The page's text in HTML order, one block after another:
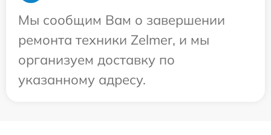
Мы сообщим Вам о завершении
ремонта техники Zelmer, и мы
организуем доставку по
указанному адресу.